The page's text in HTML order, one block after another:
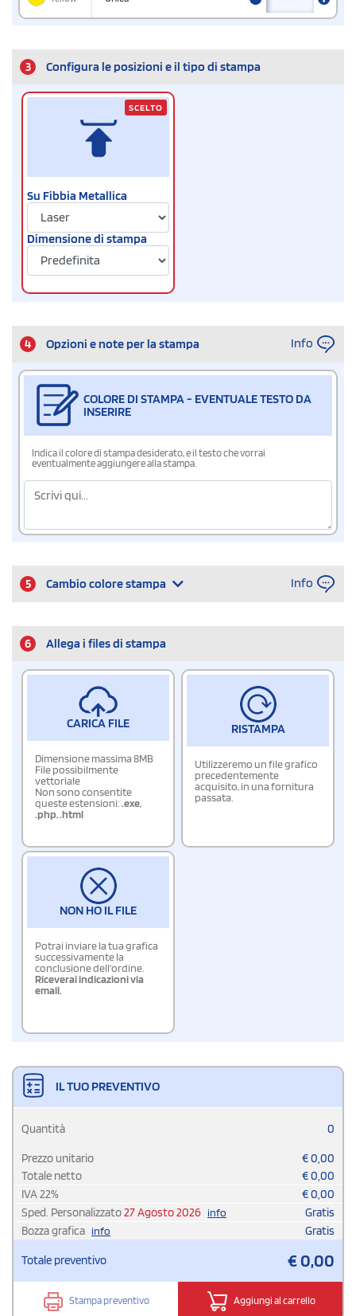
3 Configura le posizioni e il tipo di stampa
Su Fibbia Metallica
Dimensione di stampa
SCELTO
4 Opzioni e note per la stampa Info
COLORE DI STAMPA - EVENTUALE TESTO DA
INSERIRE
Indica il colore di stampa desiderato, e il testo che vorrai
eventualmente aggiungere alla stampa.
5 Cambio colore stampa Info
6 Allega i files di stampa
CARICA FILE
Dimensione massima 8MB
File possibilmente
vettoriale
Non sono consentite
queste estensioni:.exe,
.php,.html
RISTAMPA
Utilizzeremo un file grafico
precedentemente
acquisito, in una fornitura
passata.
NON HO IL FILE
Potrai inviare la tua grafica
successivamente la
conclusione dell'ordine.
Riceverai indicazioni via
email.
IL TUO PREVENTIVO
Quantità 0
Prezzo unitario €0,00
Totale netto
€0,00
IVA22% €0,00
Sped. Personalizzato27 Agosto 2026 info
Gratis
Bozza grafica info Gratis
Totale preventivo €0,00
Stampa preventivo Aggiungi al carrello